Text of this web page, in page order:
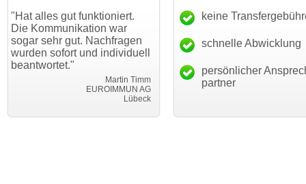
gut funktioniert.
war
gut. Nachfragen
und individuell
EUROIMMUN AG
"Danke für den schnellen
Transfer und guten Service!"
Thomas Schäfer
i can eckert communication GmbH
"Ich bin
haben.
mein
keine
schnelle Abwicklung
persönlicher
partner